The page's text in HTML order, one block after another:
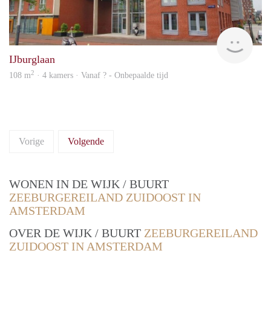
IJburglaan
108 m2 · 4 kamers · Vanaf ? - Onbepaalde tijd
Vorige Volgende
WONEN IN DE WIJK / BUURT
ZEEBURGEREILAND ZUIDOOST IN
AMSTERDAM
OVER DE WIJK / BUURT ZEEBURGEREILAND
ZUIDOOST IN AMSTERDAM